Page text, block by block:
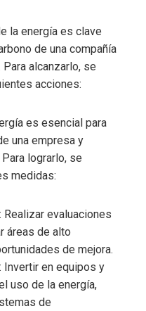
la energía es clave
de una compañía
alcanzarlo, se
acciones:
es esencial para
una empresa y
lograrlo, se
medidas:
: Realizar evaluaciones
áreas de alto
de mejora.
: Invertir en equipos y
uso de la energía,
de